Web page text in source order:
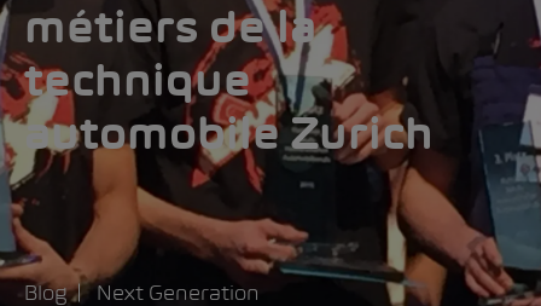
métiers de la
technique
automobile Zurich
Blog Next Generation